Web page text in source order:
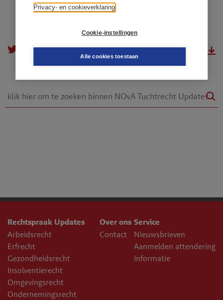
Privacy- en cookieverklaring
Cookie-instellingen
Alle cookies toestaan
Rechtspraak Updates
Arbeidsrecht
Erfrecht
Gezondheidsrecht
Insolventierecht
Omgevingsrecht
Ondernemingsrecht
Over ons
Contact
Service
Nieuwsbrieven
Aanmelden attendering
Informatie